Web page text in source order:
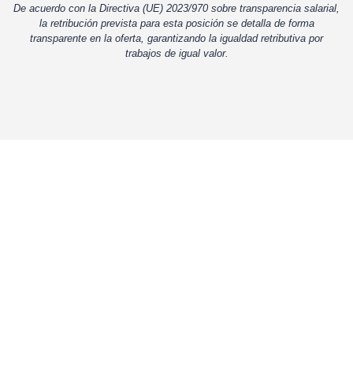
De acuerdo con la Directiva (UE) 2023/970 sobre transparencia salarial,
la retribución prevista para esta posición se detalla de forma
transparente en la oferta, garantizando la igualdad retributiva por
trabajos de igual valor.